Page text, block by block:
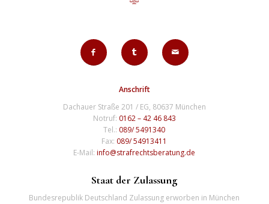
Anschrift
Dachauer Straße 201 / EG, 80637 München
Notruf: 0162 – 42 46 843
Tel.: 089/ 5491340
Fax: 089/ 54913411
E-Mail:info@strafrechtsberatung.de
Staat der Zulassung
Bundesrepublik Deutschland Zulassung erworben in München